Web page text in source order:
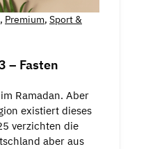
, Premium, Sport &
– Fasten
Ramadan. Aber
existiert dieses
verzichten die
aber aus